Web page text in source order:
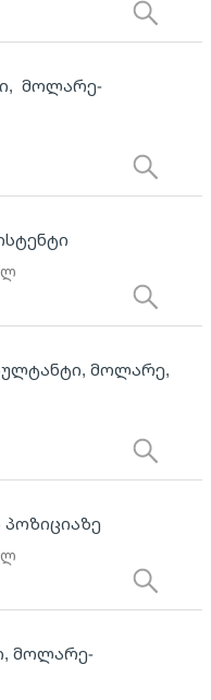
მოლარე-
ლ
მოლარე,
პოზიციაზე
ლ
მოლარე-